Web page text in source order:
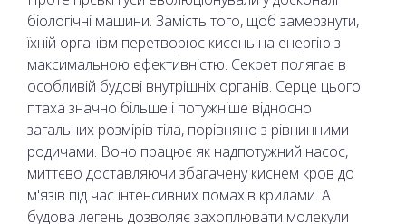
біологічні машини. Замість того, щоб замерзнути,
їхній організм перетворює кисень на енергію з
максимальною ефективністю. Секрет полягає в
особливій будові внутрішніх органів. Серце цього
птаха значно більше і потужніше відносно
загальних розмірів тіла, порівняно з рівнинними
родичами. Воно працює як надпотужний насос,
миттєво доставляючи збагачену киснем кров до
м'язів під час інтенсивних помахів крилами. А
будова легень дозволяє захоплювати молекули